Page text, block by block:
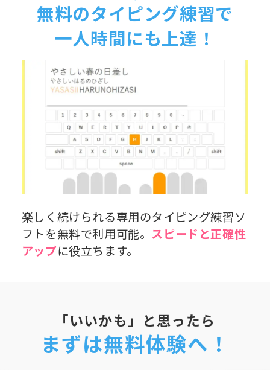
無料のタイピング練習で
一人時間にも上達！
楽しく続けられる専用のタイピング練習ソ
フトを無料で利用可能。 スピードと正確性
アップに役立ちます。
「いいかも」と思ったら
まずは無料体験へ！